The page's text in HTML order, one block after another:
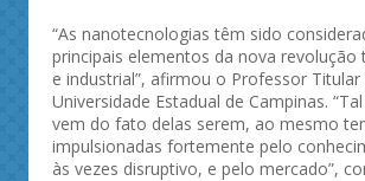
“As nanotecnologias têm sido
principais elementos da nova revolução
e industrial”, afirmou o Professor Titular
Universidade Estadual de Campinas.
vem do fato delas serem, ao mesmo
impulsionadas fortemente pelo
às vezes disruptivo, e pelo mercado”,